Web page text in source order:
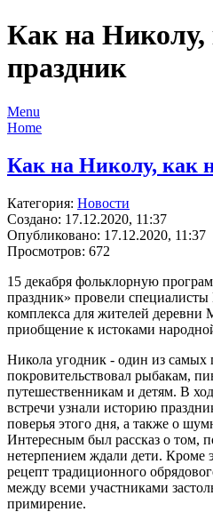
Как на Николу,
праздник
Menu
Home
Как на Николу, как
Категория: Новости
Создано: 17.12.2020, 11:37
Опубликовано: 17.12.2020, 11:37
Просмотров: 672
15 декабря фольклорную
праздник» провели
комплекса для жителей
приобщение к истоками
Никола угодник - один из самых
покровительствовал рыбакам,
путешественникам и детям. В
встречи узнали историю
поверья этого дня, а также о
Интересным был рассказ о том,
нетерпением ждали дети. Кроме
рецепт традиционного
между всеми участниками
примирение.